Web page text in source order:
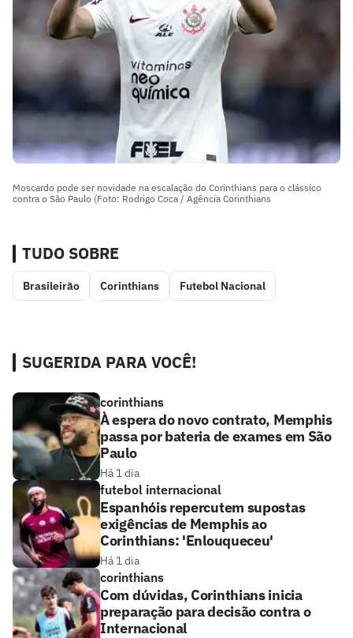
Moscardo pode ser novidade na escalação do Corinthians para o clássico
contra o São Paulo (Foto: Rodrigo Coca / Agência Corinthians
TUDO SOBRE
Brasileirão Corinthians Futebol Nacional
SUGERIDA PARA VOCÊ!
corinthians
À espera do novo contrato, Memphis
passa por bateria de exames em São
Paulo
Há 1 dia
futebol internacional
Espanhóis repercutem supostas
exigências de Memphis ao
Corinthians: 'Enlouqueceu'
Há 1 dia
corinthians
Com dúvidas, Corinthians inicia
preparação para decisão contra o
Internacional